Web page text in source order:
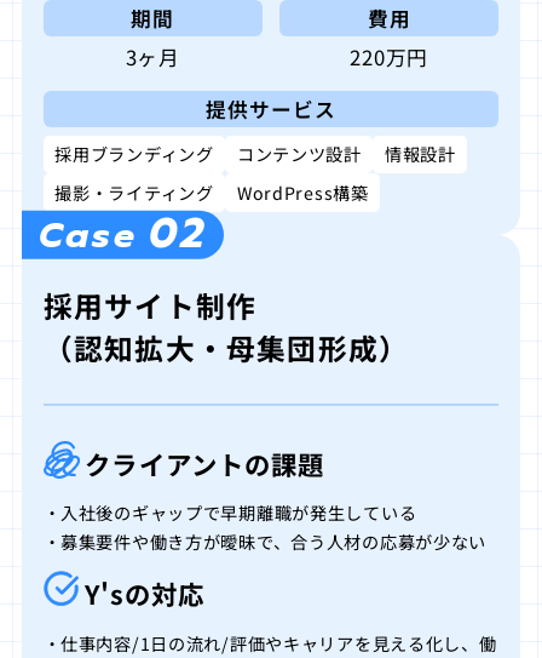
期間
3ヶ月
費用
220万円
提供サービス
採用ブランディング コンテンツ設計
情報設計
撮影・ライティング
WordPress構築
Case 02
採用サイト制作
（認知拡大・母集団形成）
クライアントの課題
入社後のギャップで早期離職が発生している
募集要件や働き方が曖昧で、合う人材の応募が少ない
Y'sの対応
仕事内容/1日の流れ/評価やキャリアを見える化し、働